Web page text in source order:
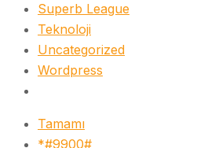
Superb League
Teknoloji
Uncategorized
Wordpress
Tamamı
*#9900#